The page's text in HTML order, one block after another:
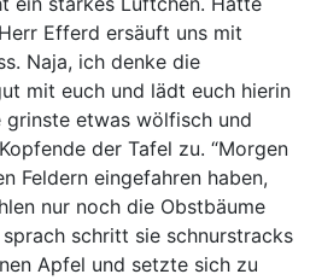
Efferd ersäuft uns mit
Naja, ich denke die
mit euch und lädt euch hierin
grinste etwas wölfisch und
der Tafel zu. “Morgen
Feldern eingefahren haben,
nur noch die Obstbäume
sprach schritt sie schnurstracks
Apfel und setzte sich zu